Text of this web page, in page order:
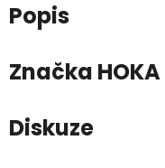
Popis
Značka HOKA
Diskuze